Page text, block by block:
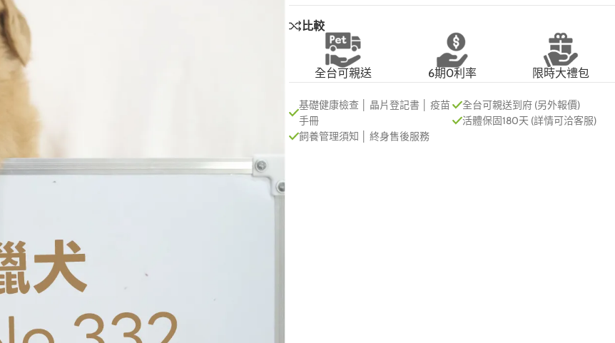
比較
全台可親送 6期0利率 限時大禮包
基礎健康檢查 │ 晶片登記書 │ 疫苗
手冊
飼養管理須知 │ 終身售後服務
全台可親送到府 (另外報價)
活體保固180天 (詳情可洽客服)